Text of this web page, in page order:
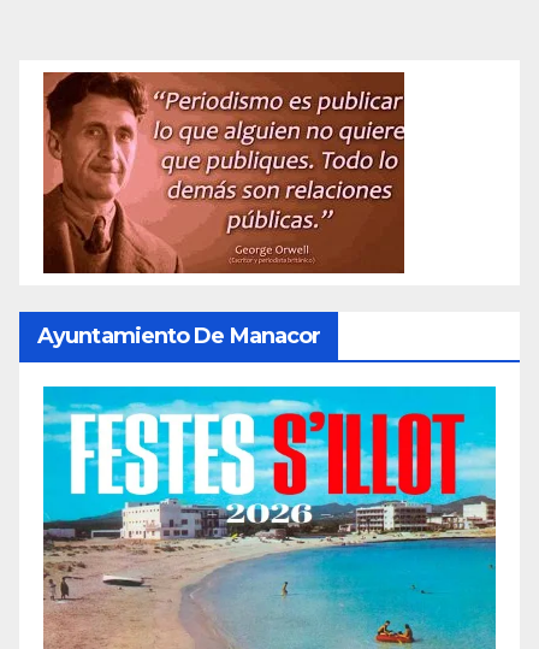
Ayuntamiento De Manacor